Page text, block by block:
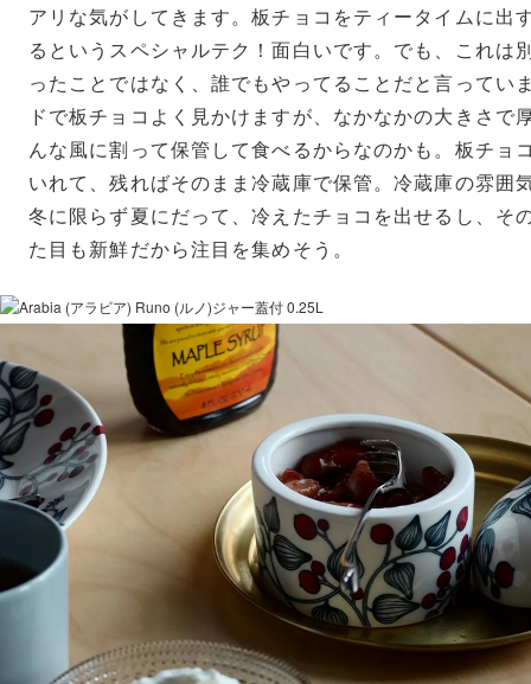
アリな気がしてきます。板チョコをティータイムに出
るというスペシャルテク！面白いです。でも、これは
ったことではなく、誰でもやってることだと言ってい
ドで板チョコよく見かけますが、なかなかの大きさで
んな風に割って保管して食べるからなのかも。板チョ
いれて、残ればそのまま冷蔵庫で保管。冷蔵庫の雰囲
冬に限らず夏にだって、冷えたチョコを出せるし、そ
た目も新鮮だから注目を集めそう。